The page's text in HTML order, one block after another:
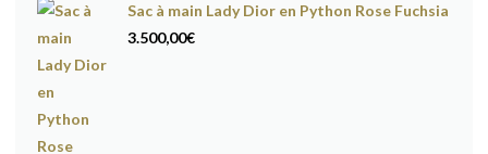
Sac à main Lady Dior en Python Rose Fuchsia
3.500,00€